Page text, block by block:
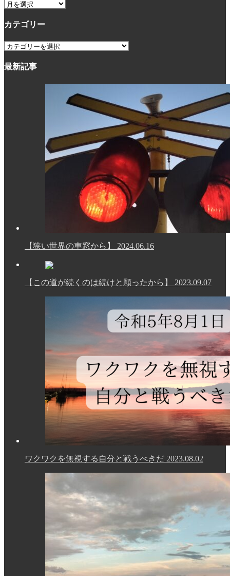
ア
カ
ブ
カテゴリー
カ
ゴ
最新記事
【狭い世界の車窓から】 2024.06.16
【この道が続くのは続けと願ったから】 2023.09.07
ワクワクを無視する自分と戦うべきだ 2023.08.02